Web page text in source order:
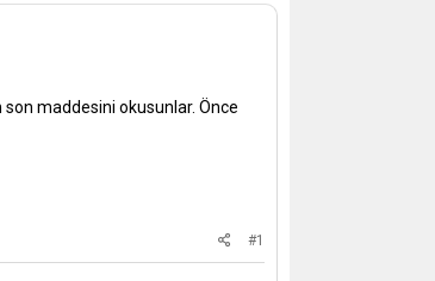
maddesini okusunlar. Önce
#1